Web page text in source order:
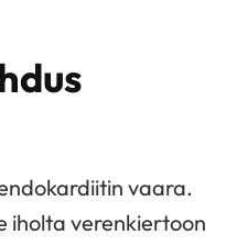
vaara.
iholta verenkiertoon